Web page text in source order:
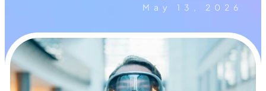
May 13, 2026